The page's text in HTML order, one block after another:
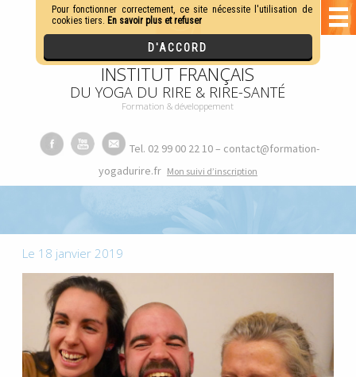
INSTITUT FRANÇAIS
DU YOGA DU RIRE & RIRE-SANTÉ
Formation & développement
Tel. 02 99 00 22 10 – contact@formation-
yogadurire.fr Mon suivi d’inscription
Le 18 janvier 2019